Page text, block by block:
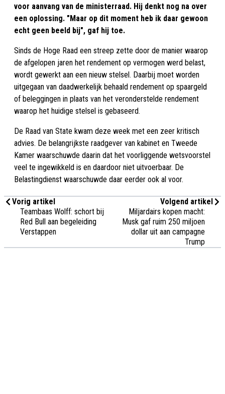
voor aanvang van de ministerraad. Hij denkt nog na over
een oplossing. "Maar op dit moment heb ik daar gewoon
echt geen beeld bij", gaf hij toe.
Sinds de Hoge Raad een streep zette door de manier waarop
de afgelopen jaren het rendement op vermogen werd belast,
wordt gewerkt aan een nieuw stelsel. Daarbij moet worden
uitgegaan van daadwerkelijk behaald rendement op spaargeld
of beleggingen in plaats van het veronderstelde rendement
waarop het huidige stelsel is gebaseerd.
De Raad van State kwam deze week met een zeer kritisch
advies. De belangrijkste raadgever van kabinet en Tweede
Kamer waarschuwde daarin dat het voorliggende wetsvoorstel
veel te ingewikkeld is en daardoor niet uitvoerbaar. De
Belastingdienst waarschuwde daar eerder ook al voor.
Vorig artikel
Teambaas Wolff: schort bij
Red Bull aan begeleiding
Verstappen
Volgend artikel
Miljardairs kopen macht:
Musk gaf ruim 250 miljoen
dollar uit aan campagne
Trump